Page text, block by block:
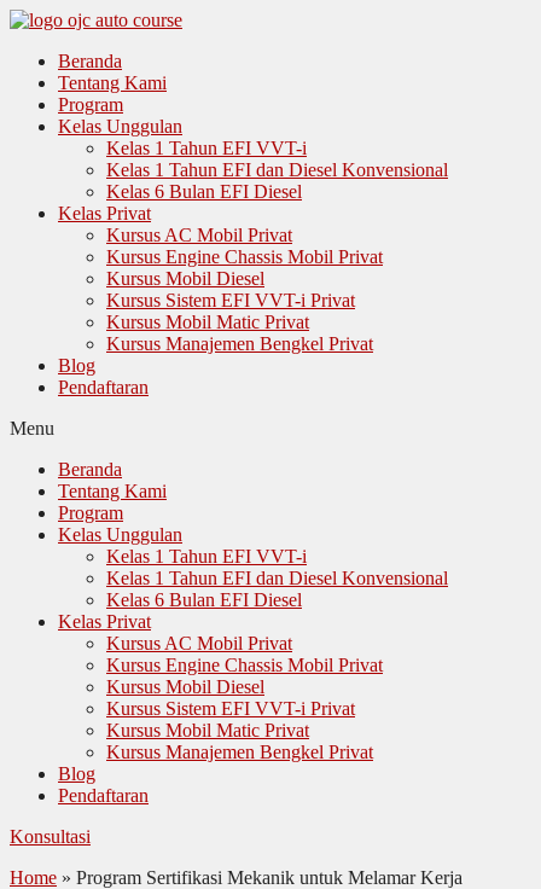
Langsung
Beranda
Tentang Kami
Program
Kelas Unggulan
Kelas 1 Tahun EFI VVT-i
Kelas 1 Tahun EFI dan Diesel Konvensional
Kelas 6 Bulan EFI Diesel
Kelas Privat
Kursus AC Mobil Privat
Kursus Engine Chassis Mobil Privat
Kursus Mobil Diesel
Kursus Sistem EFI VVT-i Privat
Kursus Mobil Matic Privat
Kursus Manajemen Bengkel Privat
Blog
Pendaftaran
Menu
Beranda
Tentang Kami
Program
Kelas Unggulan
Kelas 1 Tahun EFI VVT-i
Kelas 1 Tahun EFI dan Diesel Konvensional
Kelas 6 Bulan EFI Diesel
Kelas Privat
Kursus AC Mobil Privat
Kursus Engine Chassis Mobil Privat
Kursus Mobil Diesel
Kursus Sistem EFI VVT-i Privat
Kursus Mobil Matic Privat
Kursus Manajemen Bengkel Privat
Blog
Pendaftaran
Konsultasi
Home » Program Sertifikasi Mekanik untuk Melamar Kerja